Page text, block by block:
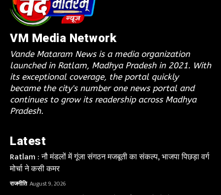
VM Media Network
Vande Mataram News is a media organization
launched in Ratlam, Madhya Pradesh in 2021. With
its exceptional coverage, the portal quickly
became the city's number one news portal and
continues to grow its readership across Madhya
Pradesh.
Latest
Ratlam : नौ मंडलों में गूंजा संगठन मजबूती का संकल्प, भाजपा पिछड़ा वर्ग
मोर्चा ने कसी कमर
राजनीति August 9, 2026